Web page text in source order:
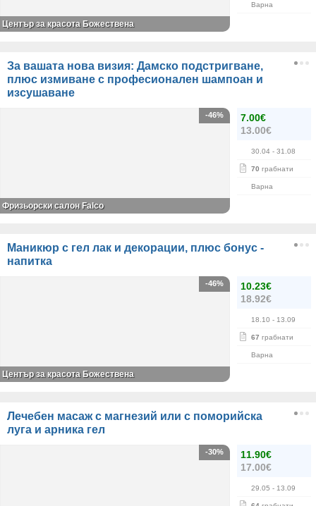
Варна
Център за красота Божествена
За вашата нова визия: Дамско подстригване,
плюс измиване с професионален шампоан и
изсушаване
7.00€
13.00€
30.04 - 31.08
70 грабнати
Варна
-46%
Фризьорски салон Falco
Маникюр с гел лак и декорации, плюс бонус -
напитка
10.23€
18.92€
18.10 - 13.09
67 грабнати
Варна
-46%
Център за красота Божествена
Лечебен масаж с магнезий или с поморийска
луга и арника гел
11.90€
17.00€
29.05 - 13.09
-30%